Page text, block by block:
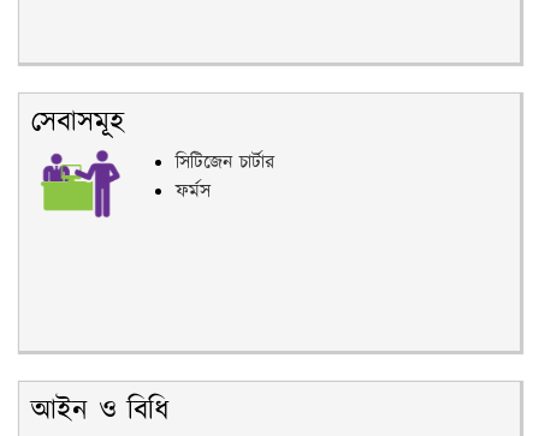
সেবাসমূহ
সিটিজেন চার্টার
ফর্মস
আইন ও বিধি